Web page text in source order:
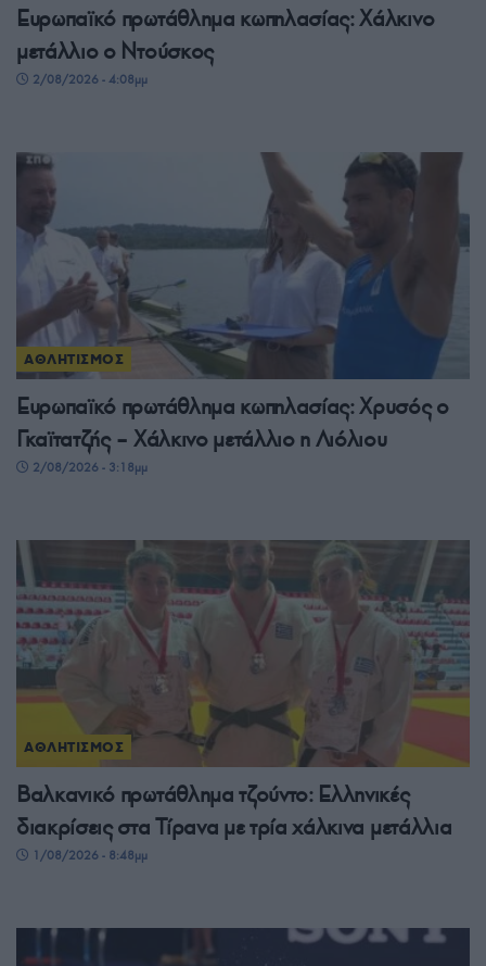
Ευρωπαϊκό πρωτάθλημα κωπηλασίας: Χάλκινο
μετάλλιο ο Ντούσκος
2/08/2026 - 4:08μμ
ΑΘΛΗΤΙΣΜΟΣ
Ευρωπαϊκό πρωτάθλημα κωπηλασίας: Χρυσός ο
Γκαϊτατζής – Χάλκινο μετάλλιο η Λιόλιου
2/08/2026 - 3:18μμ
ΑΘΛΗΤΙΣΜΟΣ
Βαλκανικό πρωτάθλημα τζούντο: Ελληνικές
διακρίσεις στα Τίρανα με τρία χάλκινα μετάλλια
1/08/2026 - 8:48μμ